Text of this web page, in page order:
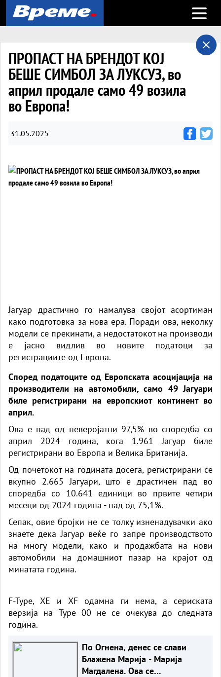
Open
ПРОПАСТ НА БРЕНДОТ КОЈ
БЕШЕ СИМБОЛ ЗА ЛУКСУЗ, во
април продале само 49 возила
во Европа!
31.05.2025
Јагуар драстично го намалува својот асортиман
како подготовка за нова ера. Поради ова, неколку
модели се прекинати, а недостатокот на производи
е јасно видлив во новите податоци за
регистрациите од Европа.
Според податоците од Европската асоцијација на
производители на автомобили, само 49 Јагуари
биле регистрирани на европскиот континент во
април.
Ова е пад од неверојатни 97,5% во споредба со
април 2024 година, кога 1.961 Јагуар биле
регистрирани во Европа и Велика Британија.
Од почетокот на годината досега, регистрирани се
вкупно 2.665 Јагуари, што е драстичен пад во
споредба со 10.641 единици во првите четири
месеци од 2024 година - пад од 75,1%.
Сепак, овие бројки не се толку изненадувачки ако
знаете дека Јагуар веќе го запре производството
на многу модели, како и продажбата на нови
автомобили на домашниот пазар на крајот од
минатата година.
F-Type, XE и XF одамна ги нема, а сериската
верзија на Type 00 не се очекува до следната
година.
По Огнена, денес се слави
Блажена Марија - Марија
Магдалена. Ова се